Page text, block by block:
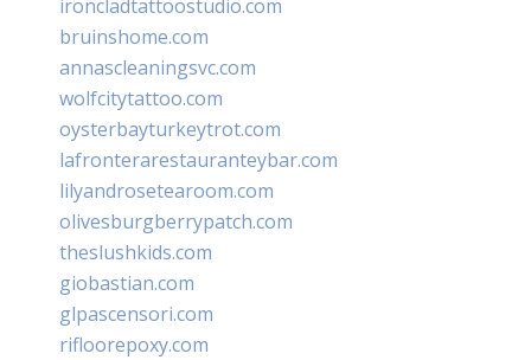
ironcladtattoostudio.com
bruinshome.com
annascleaningsvc.com
wolfcitytattoo.com
oysterbayturkeytrot.com
lafronterarestauranteybar.com
lilyandrosetearoom.com
olivesburgberrypatch.com
theslushkids.com
giobastian.com
glpascensori.com
rifloorepoxy.com